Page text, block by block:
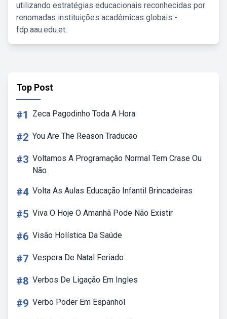
utilizando estratégias educacionais reconhecidas por
renomadas instituições acadêmicas globais -
fdp.aau.edu.et.
Top Post
#1 Zeca Pagodinho Toda A Hora
#2 You Are The Reason Traducao
#3 Voltamos A Programação Normal Tem Crase Ou
Não
#4 Volta As Aulas Educação Infantil Brincadeiras
#5 Viva O Hoje O Amanhã Pode Não Existir
#6 Visão Holística Da Saúde
#7 Vespera De Natal Feriado
#8 Verbos De Ligação Em Ingles
#9 Verbo Poder Em Espanhol